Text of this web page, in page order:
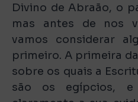
Divino de Abraão, o
mas antes de nos
vamos considerar
primeiro. A primeira
sobre os quais a
são os egípcios, e